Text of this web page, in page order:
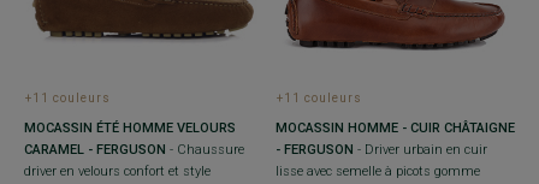
+11 couleurs
MOCASSIN ÉTÉ HOMME VELOURS
CARAMEL - FERGUSON - Chaussure
driver en velours confort et style
+11 couleurs
MOCASSIN HOMME - CUIR CHÂTAIGNE
- FERGUSON - Driver urbain en cuir
lisse avec semelle à picots gomme